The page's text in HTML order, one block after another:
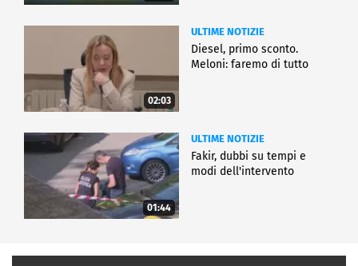
02:03
ULTIME NOTIZIE
Diesel, primo sconto.
Meloni: faremo di tutto
01:44
ULTIME NOTIZIE
Fakir, dubbi su tempi e
modi dell'intervento